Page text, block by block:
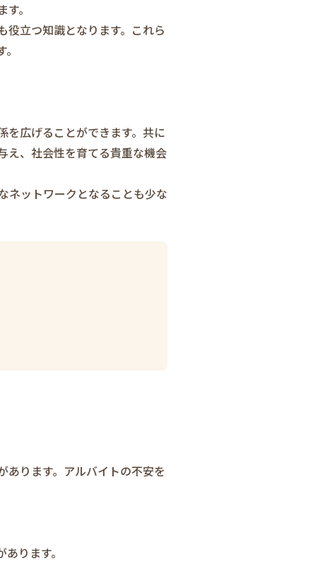
。
役立つ知識となります。これら
を広げることができます。共に
え、社会性を育てる貴重な機会
ネットワークとなることも少な
あります。アルバイトの不安を
ります。